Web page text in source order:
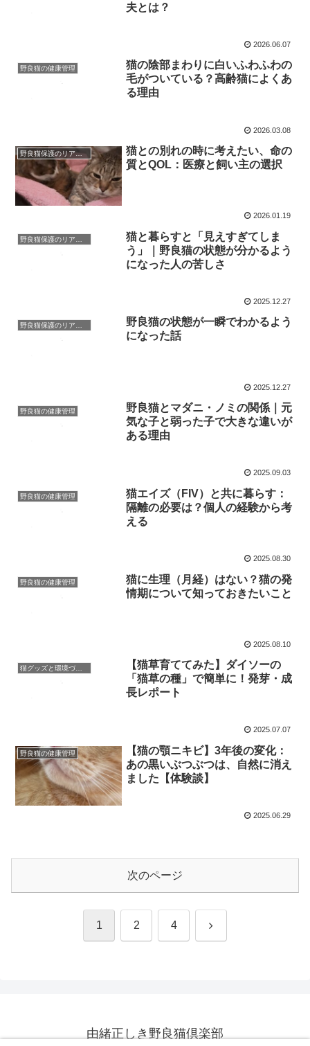
夫とは？
2026.06.07
野良猫の健康管理
猫の陰部まわりに白いふわふわの
毛がついている？高齢猫によくあ
る理由
2026.03.08
野良猫保護のリアルと心構え
猫との別れの時に考えたい、命の
質とQOL：医療と飼い主の選択
2026.01.19
猫と暮らすと「見えすぎてしま
う」｜野良猫の状態が分かるよう
になった人の苦しさ
2025.12.27
野良猫の状態が一瞬でわかるよう
になった話
2025.12.27
野良猫の健康管理
野良猫とマダニ・ノミの関係｜元
気な子と弱った子で大きな違いが
ある理由
2025.09.03
野良猫の健康管理
猫エイズ（FIV）と共に暮らす：
隔離の必要は？個人の経験から考
える
2025.08.30
野良猫の健康管理
猫に生理（月経）はない？猫の発
情期について知っておきたいこと
2025.08.10
猫グッズと環境づくり
【猫草育ててみた】ダイソーの
「猫草の種」で簡単に！発芽・成
長レポート
2025.07.07
野良猫の健康管理
【猫の顎ニキビ】3年後の変化：
あの黒いぶつぶつは、自然に消え
ました【体験談】
2025.06.29
次のページ
1 2 4 次
由緒正しき野良猫倶楽部